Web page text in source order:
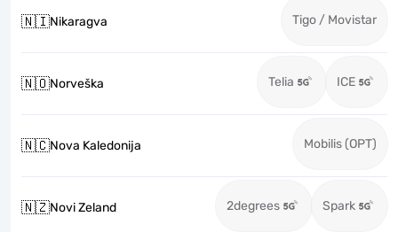
🇳🇮Nikaragva Tigo / Movistar
🇳🇴Norveška Telia ICE
🇳🇨Nova Kaledonija Mobilis (OPT)
🇳🇿Novi Zeland 2degrees Spark